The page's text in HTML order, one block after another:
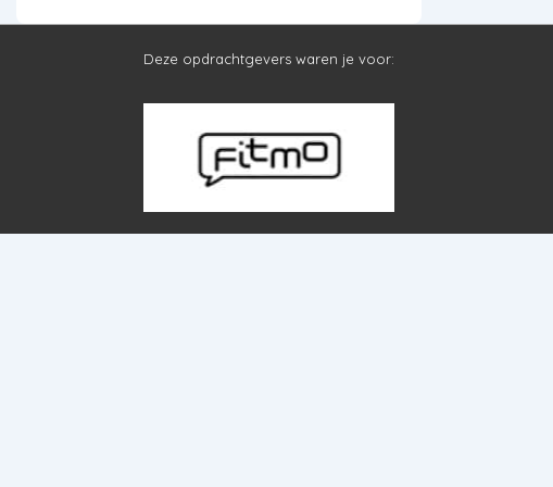
Deze opdrachtgevers waren je voor: